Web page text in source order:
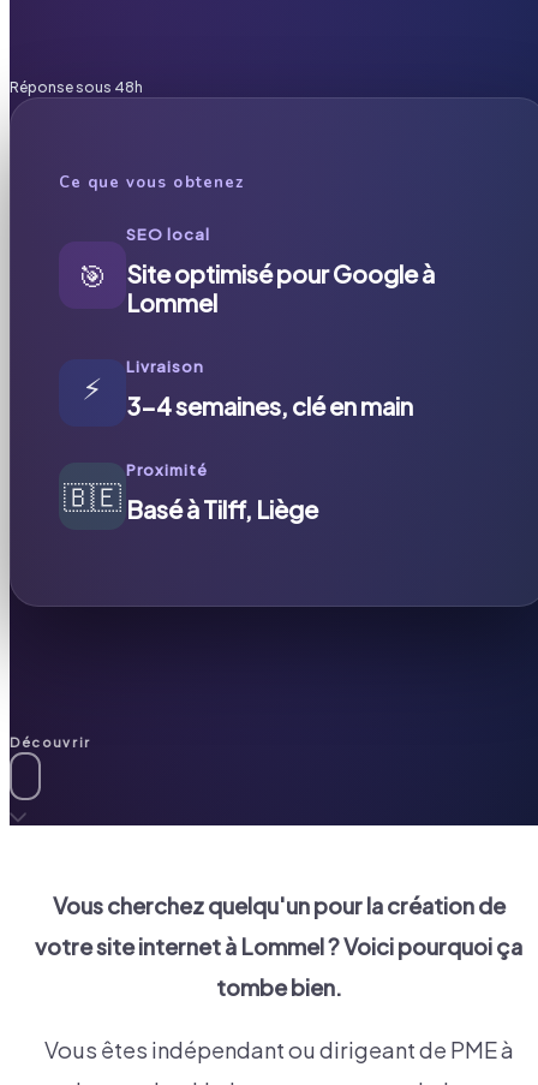
Réponse sous 48h
Ce que vous obtenez
🎯
SEO local
Site optimisé pour Google à
Lommel
⚡
Livraison
3-4 semaines, clé en main
🇧🇪
Proximité
Basé à Tilff, Liège
Découvrir
Vous cherchez quelqu'un pour la création de
votre site internet à Lommel? Voici pourquoi ça
tombe bien.
Vous êtes indépendant ou dirigeant de PME à